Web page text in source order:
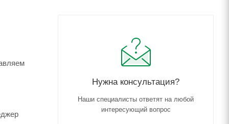
Нужна консультация?
Наши специалисты ответят на любой
интересующий вопрос